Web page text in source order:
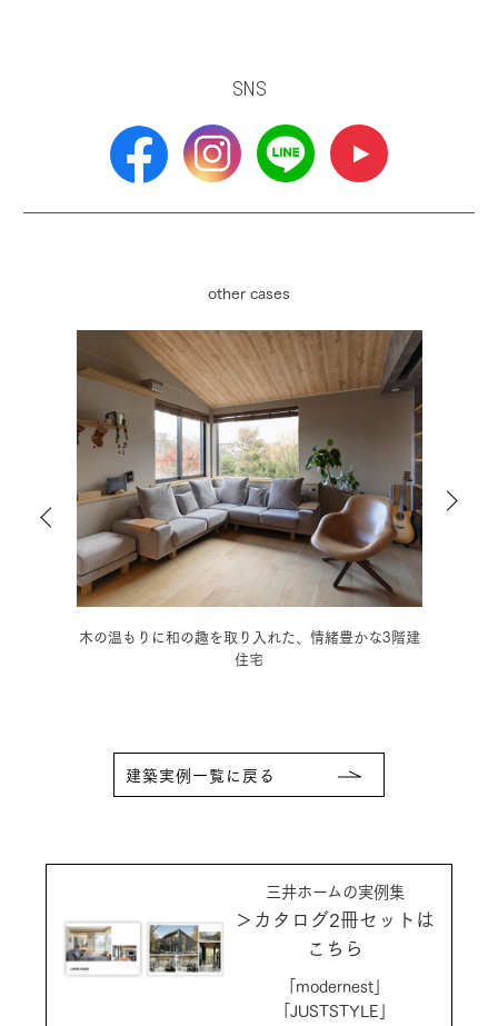
SNS
other cases
木の温もりに和の趣を取り入れた、情緒豊かな3階建
住宅
建築実例一覧に戻る
三井ホームの実例集
＞カタログ2冊セットは
こちら
「modernest」
「JUSTSTYLE」